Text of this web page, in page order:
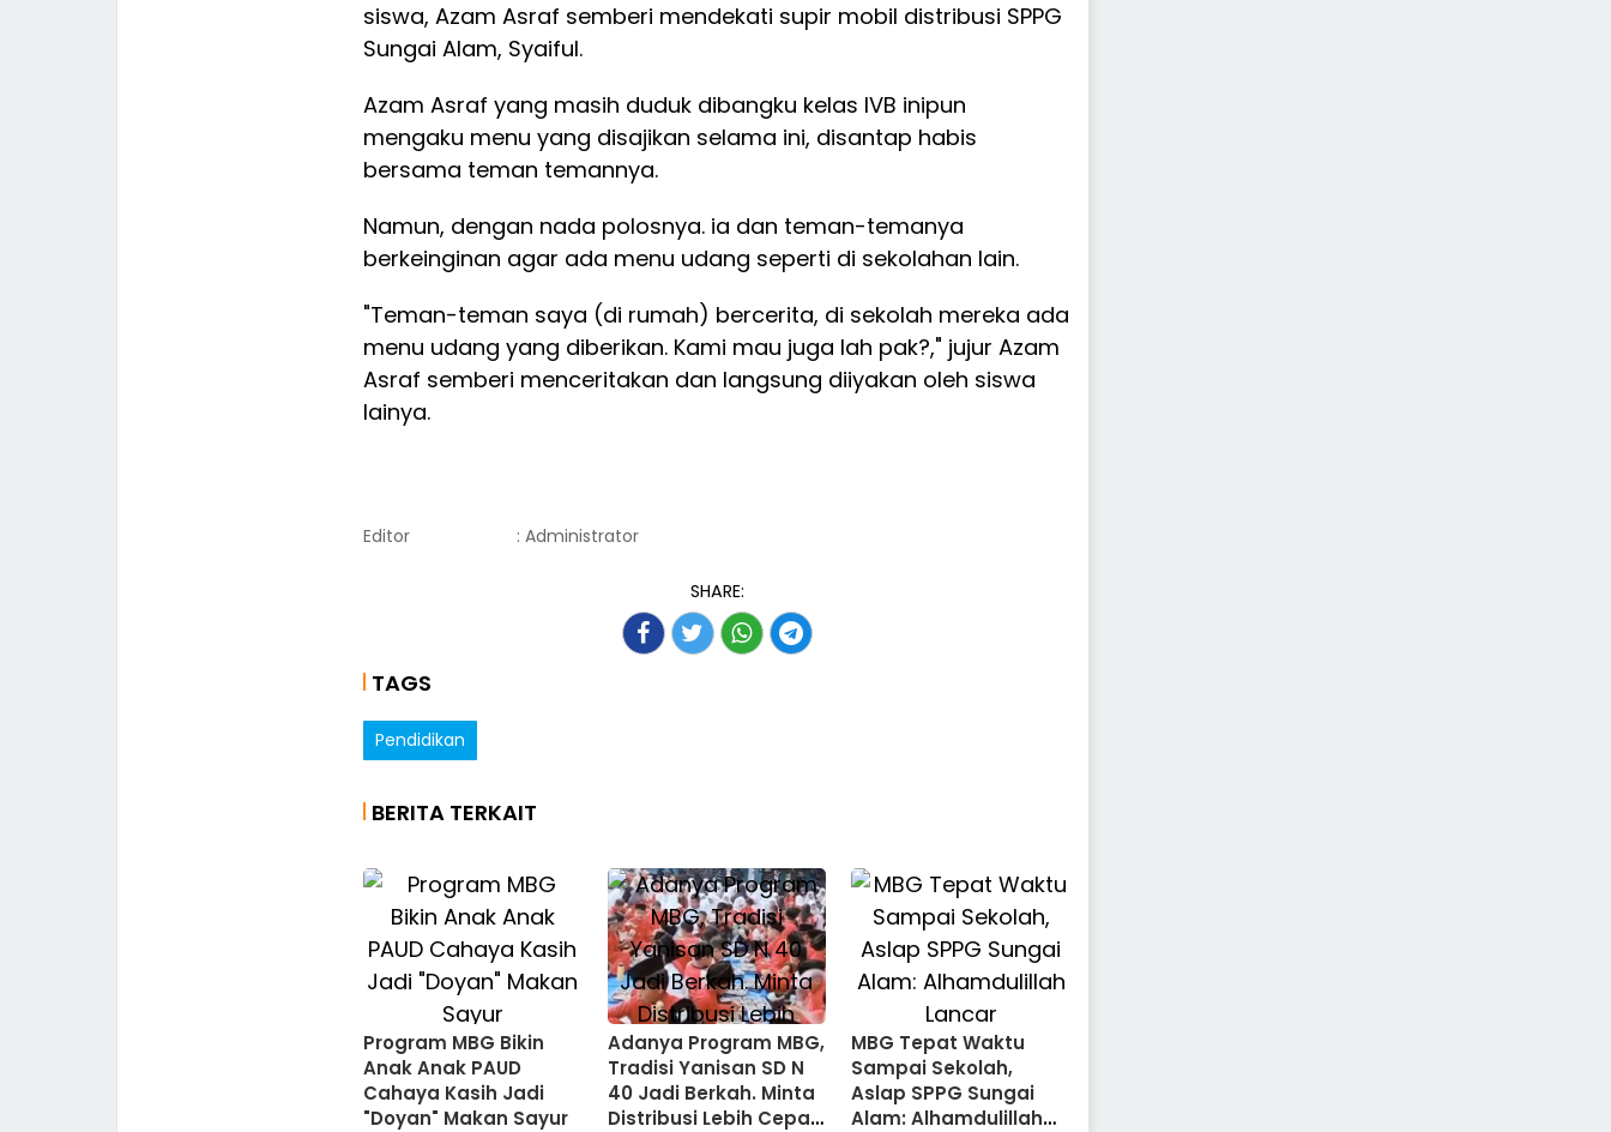
siswa, Azam Asraf semberi mendekati supir mobil distribusi SPPG
Sungai Alam, Syaiful.
Azam Asraf yang masih duduk dibangku kelas IVB inipun
mengaku menu yang disajikan selama ini, disantap habis
bersama teman temannya.
Namun, dengan nada polosnya. ia dan teman-temanya
berkeinginan agar ada menu udang seperti di sekolahan lain.
"Teman-teman saya (di rumah) bercerita, di sekolah mereka ada
menu udang yang diberikan. Kami mau juga lah pak?," jujur Azam
Asraf semberi menceritakan dan langsung diiyakan oleh siswa
lainya.
Editor : Administrator
SHARE:
TAGS
Pendidikan
BERITA TERKAIT
Program MBG Bikin
Anak Anak PAUD
Cahaya Kasih Jadi
"Doyan" Makan Sayur
Adanya Program MBG,
Tradisi Yanisan SD N
40 Jadi Berkah. Minta
Distribusi Lebih Cepat
MBG Tepat Waktu
Sampai Sekolah,
Aslap SPPG Sungai
Alam: Alhamdulillah